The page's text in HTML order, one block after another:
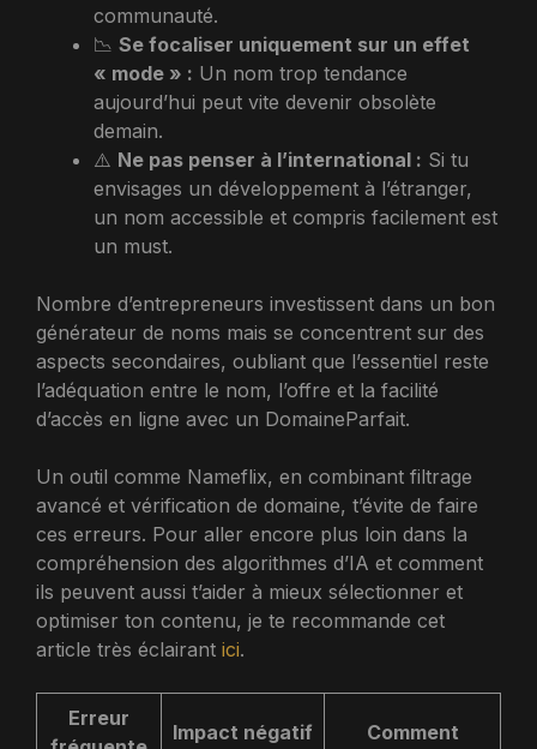
communauté.
📉 Se focaliser uniquement sur un effet
« mode » : Un nom trop tendance
aujourd’hui peut vite devenir obsolète
demain.
⚠️ Ne pas penser à l’international : Si tu
envisages un développement à l’étranger,
un nom accessible et compris facilement est
un must.
Nombre d’entrepreneurs investissent dans un bon
générateur de noms mais se concentrent sur des
aspects secondaires, oubliant que l’essentiel reste
l’adéquation entre le nom, l’offre et la facilité
d’accès en ligne avec un DomaineParfait.
Un outil comme Nameflix, en combinant filtrage
avancé et vérification de domaine, t’évite de faire
ces erreurs. Pour aller encore plus loin dans la
compréhension des algorithmes d’IA et comment
ils peuvent aussi t’aider à mieux sélectionner et
optimiser ton contenu, je te recommande cet
article très éclairant ici.
Erreur
Impact négatif
Comment